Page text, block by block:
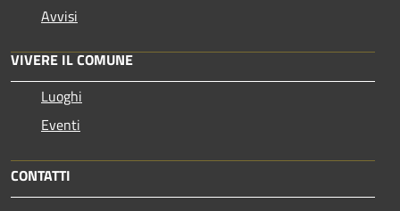
Avvisi
VIVERE IL COMUNE
Luoghi
Eventi
CONTATTI